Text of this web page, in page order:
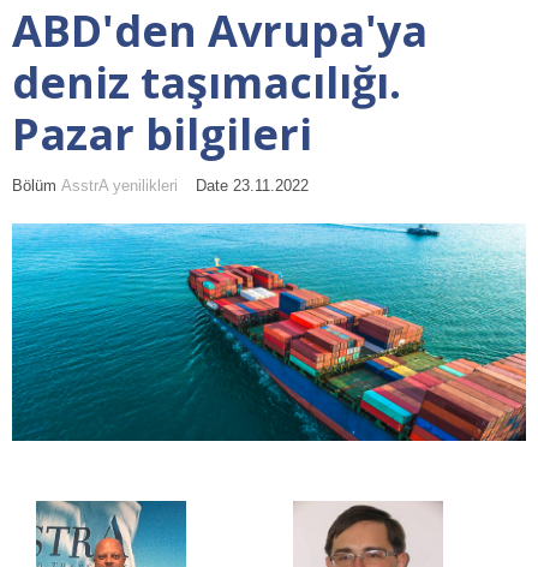
ABD'den Avrupa'ya
deniz taşımacılığı.
Pazar bilgileri
Bölüm AsstrA yenilikleri Date 23.11.2022